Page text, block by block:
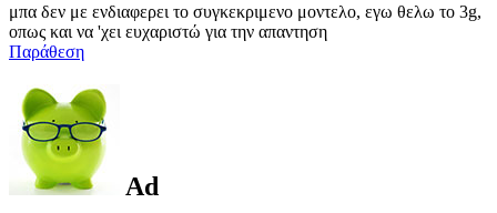
μπα δεν με ενδιαφερει το συγκεκριμενο μοντελο, εγω θελω το 3g,
οπως και να 'χει ευχαριστώ για την απαντηση
Παράθεση
Ad